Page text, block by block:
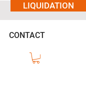
LIQUIDATION
CONTACT